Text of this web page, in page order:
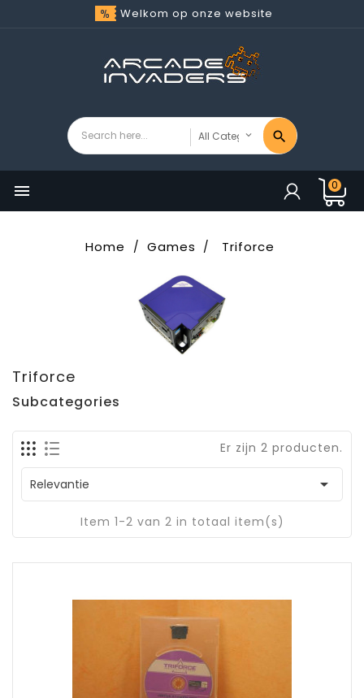
Welkom op onze website
 0
Home Games Triforce
Triforce
Subcategories
Er zijn 2 producten.
Relevantie 
Item 1-2 van 2 in totaal item(s)